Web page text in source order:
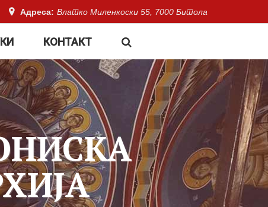
Адреса: Влатко Миленкоски 55, 7000 Битола
КОНТАКТ